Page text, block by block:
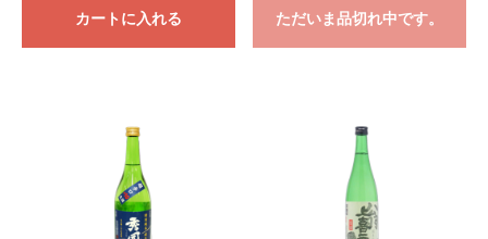
カートに入れる ただいま品切れ中です。